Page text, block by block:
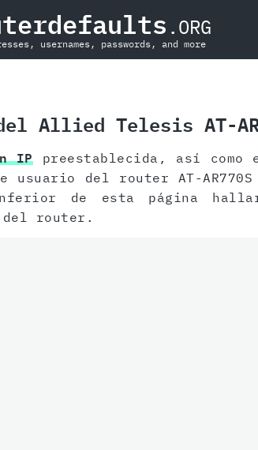
.ORG
usernames, passwords, and more
Allied Telesis AT-
IPpreestablecida, así
del router AT-AR770S
de esta página
del router.